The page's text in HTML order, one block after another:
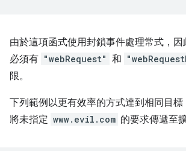
由於這項函式使用封鎖事件處理常式，
必須有 "webRequest" 和
限。
下列範例以更有效率的方式達到相同目
將未指定 www.evil.com 的要求傳遞至